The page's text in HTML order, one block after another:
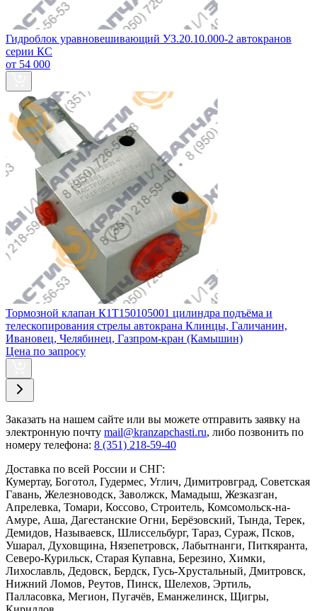
Гидроблок уравновешивающий УЗ.20.10.000-2 автокранов
серии КС
от 54 000
Тормозной клапан К1Т150105001 цилиндра подъёма и
телескопирования стрелы автокрана Клинцы, Галичанин,
Ивановец, Челябинец, Газпром-кран (Камышин)
Цена по запросу
Заказать на нашем сайте или вы можете отправить заявку на
электронную почту mail@kranzapchasti.ru, либо позвонить по
номеру телефона: 8 (351) 218-59-40
Доставка по всей России и СНГ:
Кумертау, Боготол, Гудермес, Углич, Димитровград, Советская
Гавань, Железноводск, Заволжск, Мамадыш, Жезказган,
Апрелевка, Томари, Коссово, Строитель, Комсомольск-на-
Амуре, Аша, Дагестанские Огни, Берёзовский, Тында, Терек,
Демидов, Называевск, Шлиссельбург, Тараз, Сураж, Псков,
Ушарал, Духовщина, Нязепетровск, Лабытнанги, Питкяранта,
Северо-Курильск, Старая Купавна, Березино, Химки,
Лихославль, Дедовск, Бердск, Гусь-Хрустальный, Дмитровск,
Нижний Ломов, Реутов, Пинск, Шелехов, Эртиль,
Палласовка, Мегион, Пугачёв, Еманжелинск, Щигры,